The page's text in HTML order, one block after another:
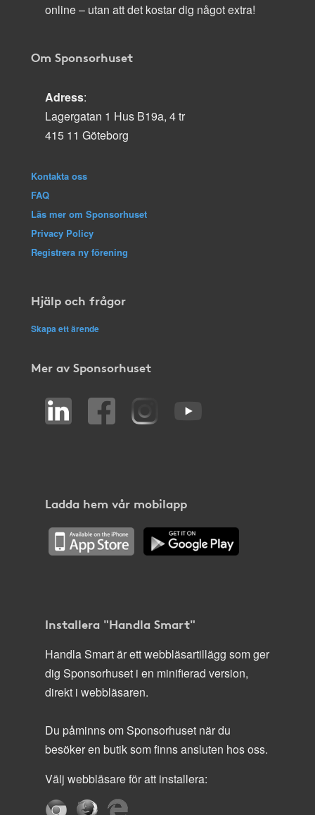
online – utan att det kostar dig något extra!
Om Sponsorhuset
Adress:
Lagergatan 1 Hus B19a, 4 tr
415 11 Göteborg
Kontakta oss
FAQ
Läs mer om Sponsorhuset
Privacy Policy
Registrera ny förening
Hjälp och frågor
Skapa ett ärende
Mer av Sponsorhuset
Ladda hem vår mobilapp
Installera "Handla Smart"
Handla Smart är ett webbläsartillägg som ger
dig Sponsorhuset i en minifierad version,
direkt i webbläsaren.
Du påminns om Sponsorhuset när du
besöker en butik som finns ansluten hos oss.
Välj webbläsare för att installera: